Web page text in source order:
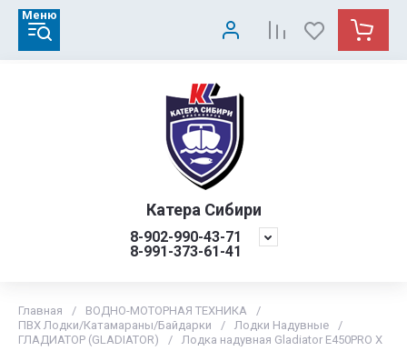
Катера Сибири
8-902-990-43-71
8-991-373-61-41
Меню
Главная / ВОДНО-МОТОРНАЯ ТЕХНИКА
/
ПВХ Лодки/Катамараны/Байдарки
/ Лодки Надувные
/
ГЛАДИАТОР (GLADIATOR)
/ Лодка надувная Gladiator E450PRO X